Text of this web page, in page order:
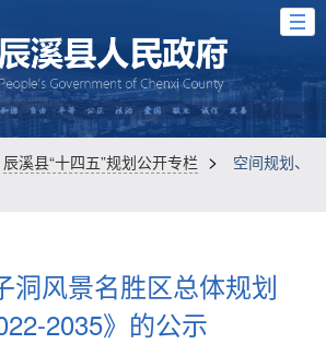
辰溪县“十四五”规划公开专栏 >
空间规划、
洞风景名胜区总体规划
2035》的公示